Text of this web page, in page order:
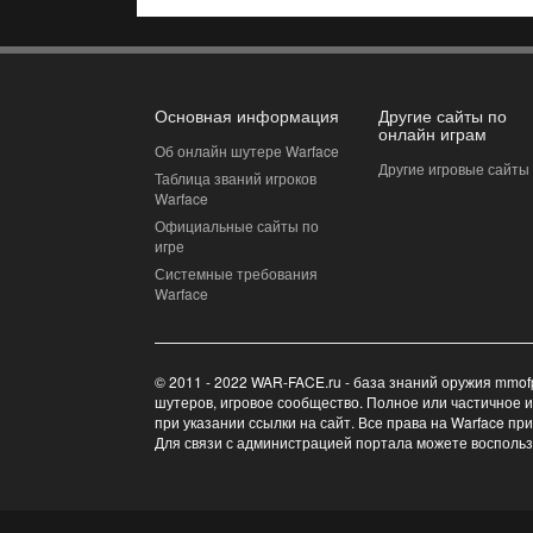
Основная информация
Об онлайн шутере Warface
Таблица званий игроков
Warface
Официальные сайты по
игре
Системные требования
Warface
Другие сайты по
онлайн играм
Другие игровые сайты
© 2011 - 2022 WAR-FACE.ru - база знаний оружия
шутеров, игровое сообщество. Полное или частичное
при указании ссылки на сайт. Все права на Warface
Для связи с администрацией портала можете